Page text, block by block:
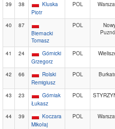
39 38
Kluska
Piotr
POL
40
87
Biernacki
Tomasz
POL
41 24
Górnicki
Grzegorz
POL
42 66
Rolski
Remigiusz
POL
43 23
Górniak
Łukasz
POL
44 39
Koczara
Mikołaj
POL